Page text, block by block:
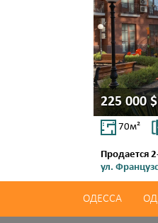
225 000$
70м²
Продается
ул.
ОДЕССА